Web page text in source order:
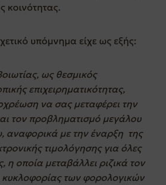
κοινότητας.
υπόμνημα είχε ως εξής:
ως θεσμικός
επιχειρηματικότητας,
να σας μεταφέρει την
τον προβληματισμό μεγάλου
αναφορικά με την έναρξη της
τιμολόγησης για όλες
η οποία μεταβάλλει ριζικά τον
κυκλοφορίας των φορολογικών